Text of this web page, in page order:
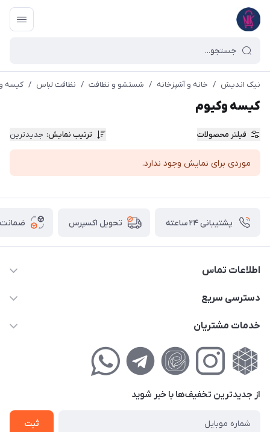
نیک اندیش / خانه و آشپزخانه / شستشو و نظافت / نظافت لباس / کیسه
کیسه وکیوم
فیلتر محصولات ترتیب نمایش: جدیدترین
موردی برای نمایش وجود ندارد.
پشتیبانی ۲۴ ساعته تحویل اکسپرس ضمانت
اطلاعات تماس
02177111474
کوچه گلریز 4 غربی ، پلاک 13
دسترسی سریع
حساب کاربری
لیست محصولات
خدمات مشتریان
راهنمای‌خرید‌آنلاین
حریم خصوصی
فروش‌اقساطی
از جدید‌ترین تخفیف‌ها با‌ خبر شوید
ثبت